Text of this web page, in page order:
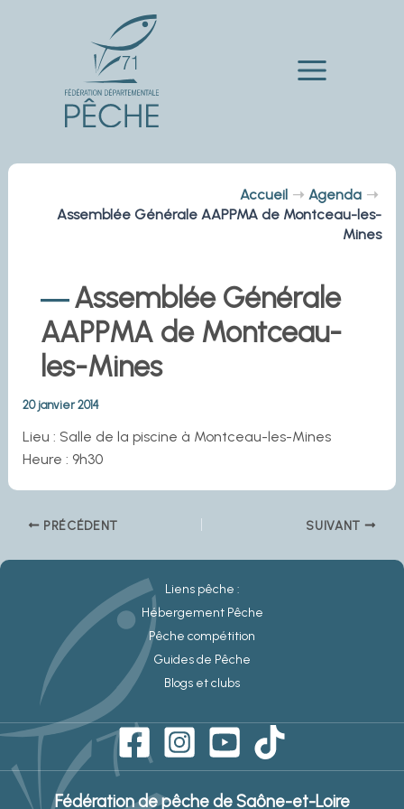
Main
Accueil
Agenda
Assemblée Générale AAPPMA de Montceau-les-
Mines
Assemblée Générale
AAPPMA de Montceau-
les-Mines
20 janvier 2014
Lieu : Salle de la piscine à Montceau-les-Mines
Heure : 9h30
PRÉCÉDENT SUIVANT
Liens pêche :
Hébergement Pêche
Pêche compétition
Guides de Pêche
Blogs et clubs
Fédération de pêche de Saône-et-Loire